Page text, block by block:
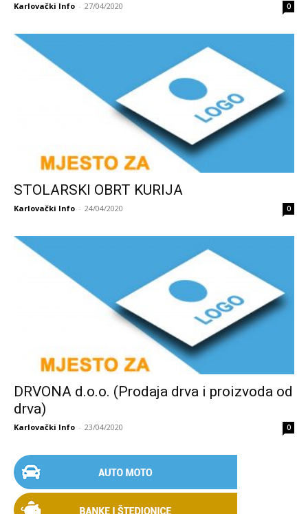
Karlovački Info - 27/04/2020 0
STOLARSKI OBRT KURIJA
Karlovački Info - 24/04/2020 0
DRVONA d.o.o. (Prodaja drva i proizvoda od
drva)
Karlovački Info - 23/04/2020 0